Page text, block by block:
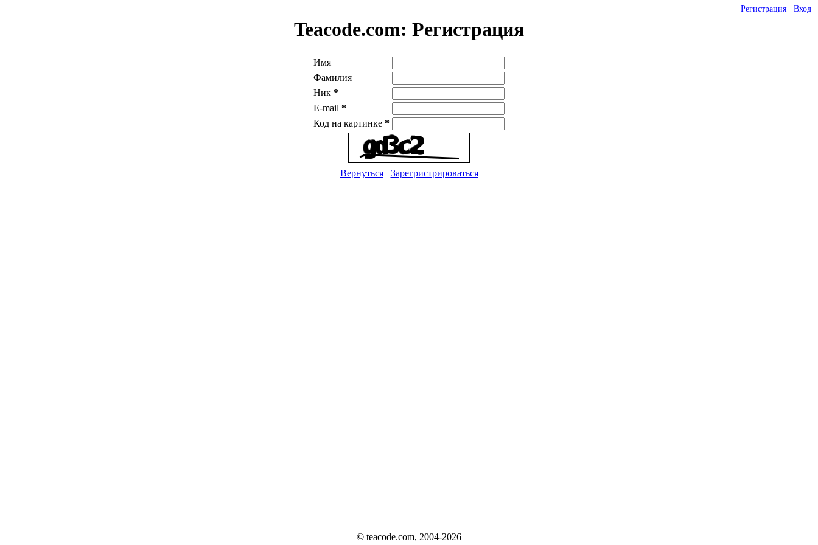
Регистрация Вход
Teacode.com: Регистрация
Имя
Фамилия
Ник *
E-mail *
Код на картинке *
Вернуться Зарегристрироваться
© teacode.com, 2004-2026